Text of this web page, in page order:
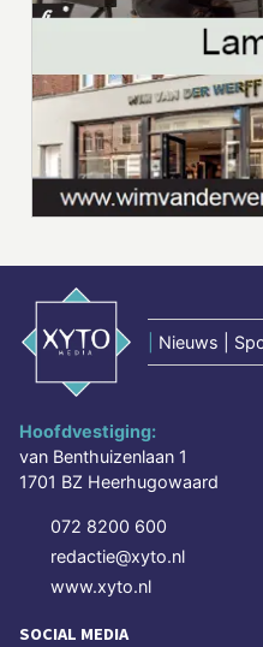
Nieuws |
Hoofdvestiging:
van Benthuizenlaan 1
1701 BZ Heerhugowaard
072 8200 600
redactie@xyto.nl
www.xyto.nl
SOCIAL MEDIA